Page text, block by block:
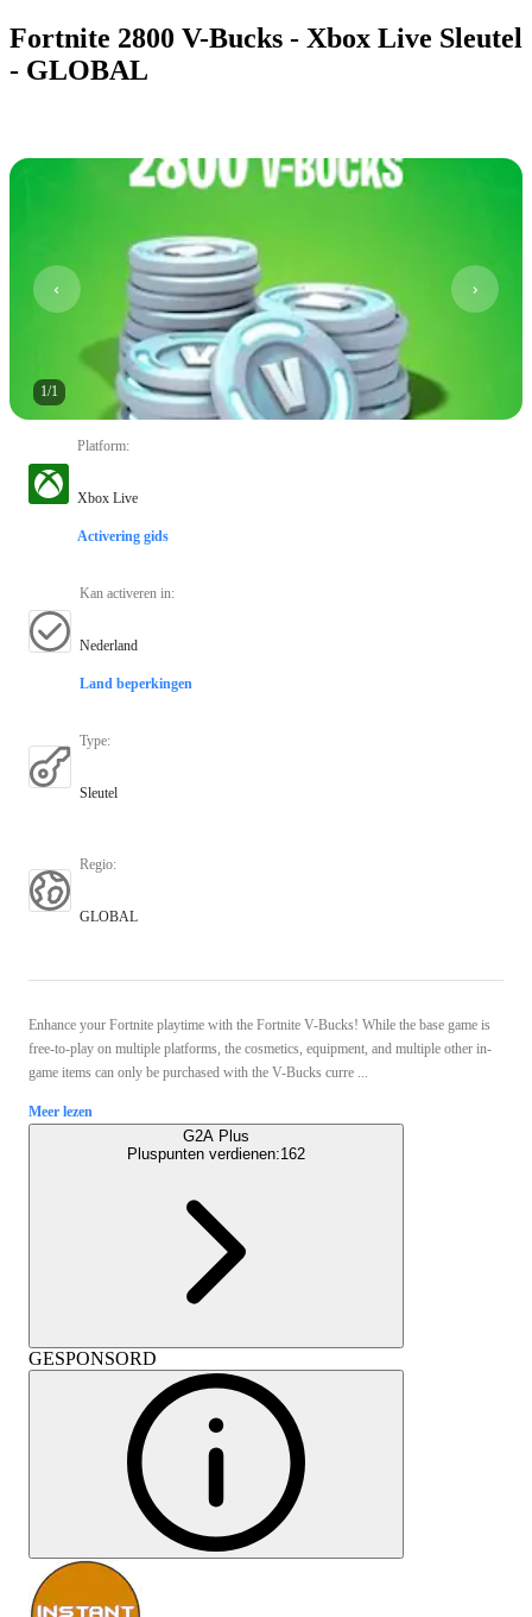
Fortnite 2800 V-Bucks - Xbox Live Sleutel
- GLOBAL
1/1
Platform:
Xbox Live
Activering gids
Kan activeren in:
Nederland
Land beperkingen
Type:
Sleutel
Regio:
GLOBAL
Enhance your Fortnite playtime with the Fortnite V-Bucks! While the base game is
free-to-play on multiple platforms, the cosmetics, equipment, and multiple other in-
game items can only be purchased with the V-Bucks curre ...
Meer lezen
G2A Plus
Pluspunten verdienen:162
GESPONSORD